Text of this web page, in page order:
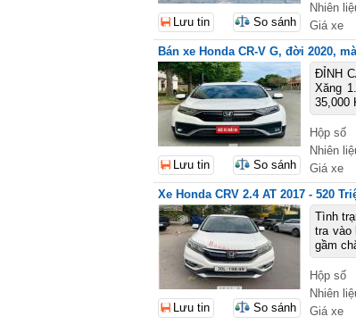
Nhiên
Giá xe
Lưu tin So sánh
Bán xe Honda CR-V G, đời 2020,
ĐỈNH
Xăng
35,000
Hộp số
Nhiên
Giá xe
Lưu tin So sánh
Xe Honda CRV 2.4 AT 2017 - 520
Tình
tra vào
gầm
Hộp số
Nhiên
Giá xe
Lưu tin So sánh